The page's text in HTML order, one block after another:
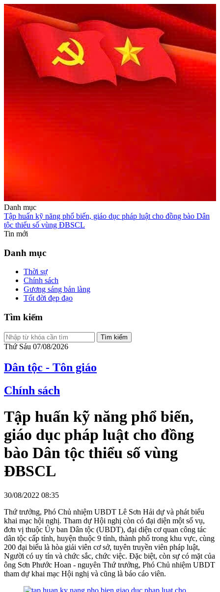
Danh mục
Tập huấn kỹ năng phổ biến, giáo dục pháp luật cho đồng bào Dân
tộc thiểu số vùng ĐBSCL
Tin mới
Danh mục
Thời sự
Chính sách
Gương sáng bản làng
Tốt đời đẹp đạo
Tìm kiếm
Tìm kiếm
Thứ Sáu 07/08/2026
Dân tộc - Tôn giáo
Chính sách
Tập huấn kỹ năng phổ biến,
giáo dục pháp luật cho đồng
bào Dân tộc thiểu số vùng
ĐBSCL
30/08/2022 08:35
Thứ trưởng, Phó Chủ nhiệm UBDT Lê Sơn Hải dự và phát biểu
khai mạc hội nghị. Tham dự Hội nghị còn có đại diện một số vụ,
đơn vị thuộc Ủy ban Dân tộc (UBDT), đại diện cơ quan công tác
dân tộc cấp tỉnh, huyện thuộc 9 tỉnh, thành phố trong khu vực, cùng
200 đại biểu là hòa giải viên cơ sở, tuyên truyền viên pháp luật,
Người có uy tín và chức sắc, chức việc. Đặc biệt, còn sự có mặt của
ông Sơn Phước Hoan - nguyên Thứ trưởng, Phó Chủ nhiệm UBDT
tham dự khai mạc Hội nghị và cũng là báo cáo viên.